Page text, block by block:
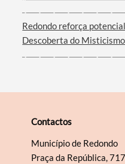
Redondo reforça
Descoberta do Misticismo
Contactos
Município de Redondo
Praça da República,